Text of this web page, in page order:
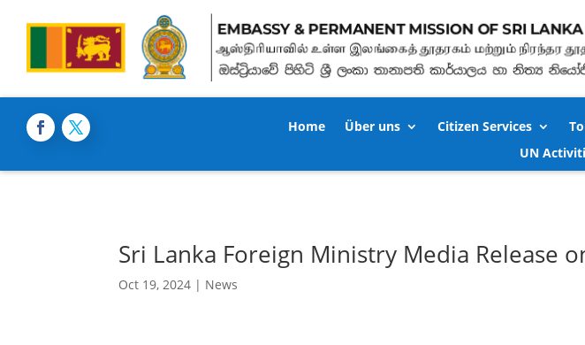
Home Über uns Citizen Services
UN
Sri Lanka Foreign Ministry Media Release
Oct 19, 2024 | News